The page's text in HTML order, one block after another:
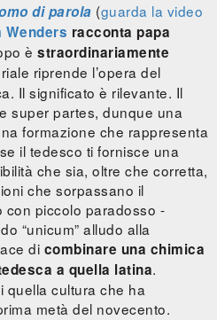
di parola (guarda la video
Wenders racconta papa
è straordinariamente
riprende l’opera del
Il significato è rilevante. Il
super partes, dunque una
formazione che rappresenta
il tedesco ti fornisce una
che sia, oltre che corretta,
che sorpassano il
con piccolo paradosso -
“unicum” alludo alla
di combinare una chimica
a quella latina.
quella cultura che ha
metà del novecento.